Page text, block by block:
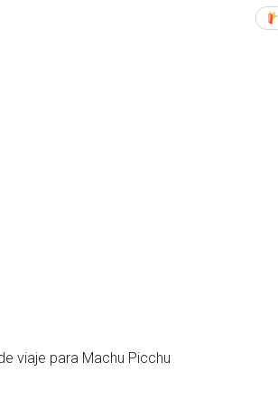
viaje para Machu Picchu